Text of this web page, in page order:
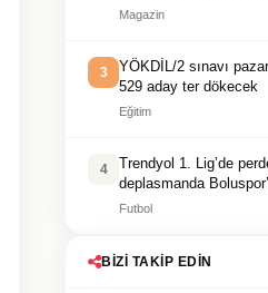
gözaltına alındı
Magazin
3
YÖKDİL/2 sınavı
529 aday ter dökecek
Eğitim
4
Trendyol 1. Lig’de
deplasmanda
Futbol
BIZI TAKIP EDIN